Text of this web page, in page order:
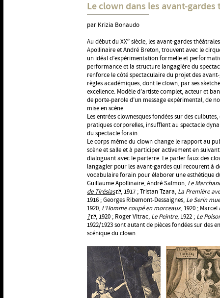
Le clown dans les avant-gardes
par Krizia Bonaudo
Au début du XXe siècle, les avant-gardes
Apollinaire et André Breton, trouvent avec le
un idéal d’expérimentation formelle et
performance et la structure langagière du
renforce le côté spectaculaire du projet des
règles académiques, dont le clown, par ses
excellence. Modèle d’artiste complet, acteur et
de porte-parole d’un message expérimental, de
mise en scène.
Les entrées clownesques fondées sur des
pratiques corporelles, insufflent au spectacle
du spectacle forain.
Le corps même du clown change le rapport au
scène et salle et à participer activement en
dialoguant avec le parterre. Le parler faux des
langagier pour les avant-gardes qui recourent à
vocabulaire forain pour élaborer une esthétique
Guillaume Apollinaire, André Salmon, Le
de Tirésias
, 1917 ; Tristan Tzara, La Première
1916 ; Georges Ribemont-Dessaignes, Le Serin
1920, L’Homme coupé en morceaux, 1920 ;
?
, 1920 ; Roger Vitrac, Le Peintre, 1922 ; Le
1922/1923 sont autant de pièces fondées sur des
scénique du clown.